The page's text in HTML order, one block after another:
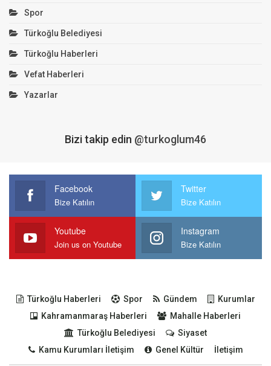
Spor
Türkoğlu Belediyesi
Türkoğlu Haberleri
Vefat Haberleri
Yazarlar
Bizi takip edin @turkoglum46
Facebook
Bize Katılın
Twitter
Bize Katılın
Youtube
Join us on Youtube
Instagram
Bize Katılın
Türkoğlu Haberleri Spor Gündem
Kurumlar
Kahramanmaraş Haberleri
Mahalle Haberleri
Türkoğlu Belediyesi
Siyaset
Kamu Kurumları İletişim
Genel Kültür İletişim